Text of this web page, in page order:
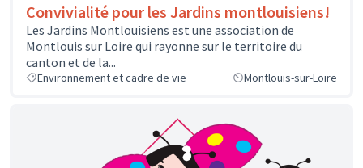
Convivialité pour les Jardins montlouisiens!
Les Jardins Montlouisiens est une association de
Montlouis sur Loire qui rayonne sur le territoire du
canton et de la...
Environnement et cadre de vie Montlouis-sur-Loire